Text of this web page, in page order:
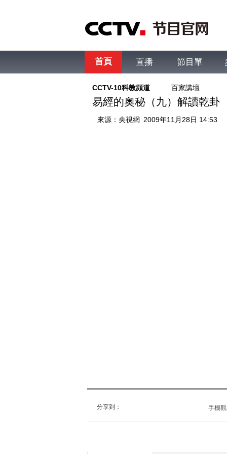
首頁 直播 節目單
綜合 新聞 財經 綜藝 中文國際
CCTV-10科教頻道 百家講壇
易經的奧秘（九）解讀乾卦
來源： 央視網 2009年11月28日 14:53
分享到： 手機